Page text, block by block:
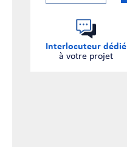
Interlocuteur dédié
à votre projet